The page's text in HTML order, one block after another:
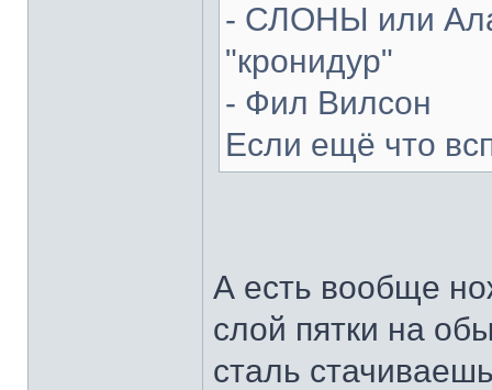
- СЛОНЫ или
"кронидур"
- Фил Вилсон
Если ещё что
А есть вообще
слой пятки на
сталь